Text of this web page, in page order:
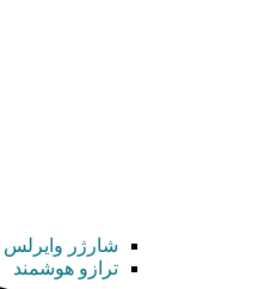
شارژر وایرلس
ترازو هوشمند